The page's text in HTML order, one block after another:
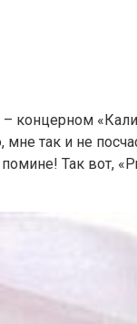
концерном
так и не
Так вот,